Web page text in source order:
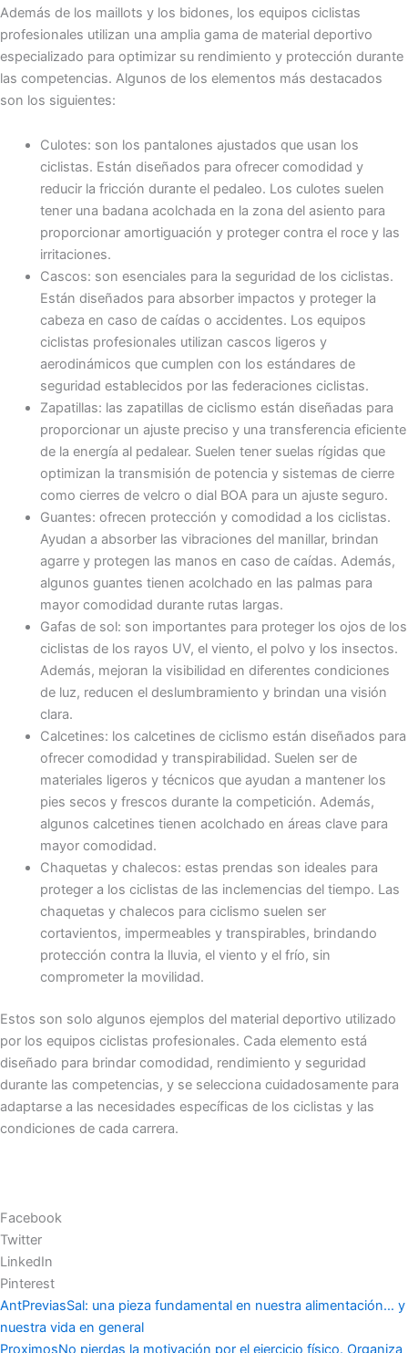
Además de los maillots y los bidones, los equipos ciclistas
profesionales utilizan una amplia gama de material deportivo
especializado para optimizar su rendimiento y protección durante
las competencias. Algunos de los elementos más destacados
son los siguientes:
Culotes: son los pantalones ajustados que usan los
ciclistas. Están diseñados para ofrecer comodidad y
reducir la fricción durante el pedaleo. Los culotes suelen
tener una badana acolchada en la zona del asiento para
proporcionar amortiguación y proteger contra el roce y las
irritaciones.
Cascos: son esenciales para la seguridad de los ciclistas.
Están diseñados para absorber impactos y proteger la
cabeza en caso de caídas o accidentes. Los equipos
ciclistas profesionales utilizan cascos ligeros y
aerodinámicos que cumplen con los estándares de
seguridad establecidos por las federaciones ciclistas.
Zapatillas: las zapatillas de ciclismo están diseñadas para
proporcionar un ajuste preciso y una transferencia eficiente
de la energía al pedalear. Suelen tener suelas rígidas que
optimizan la transmisión de potencia y sistemas de cierre
como cierres de velcro o dial BOA para un ajuste seguro.
Guantes: ofrecen protección y comodidad a los ciclistas.
Ayudan a absorber las vibraciones del manillar, brindan
agarre y protegen las manos en caso de caídas. Además,
algunos guantes tienen acolchado en las palmas para
mayor comodidad durante rutas largas.
Gafas de sol: son importantes para proteger los ojos de los
ciclistas de los rayos UV, el viento, el polvo y los insectos.
Además, mejoran la visibilidad en diferentes condiciones
de luz, reducen el deslumbramiento y brindan una visión
clara.
Calcetines: los calcetines de ciclismo están diseñados para
ofrecer comodidad y transpirabilidad. Suelen ser de
materiales ligeros y técnicos que ayudan a mantener los
pies secos y frescos durante la competición. Además,
algunos calcetines tienen acolchado en áreas clave para
mayor comodidad.
Chaquetas y chalecos: estas prendas son ideales para
proteger a los ciclistas de las inclemencias del tiempo. Las
chaquetas y chalecos para ciclismo suelen ser
cortavientos, impermeables y transpirables, brindando
protección contra la lluvia, el viento y el frío, sin
comprometer la movilidad.
Estos son solo algunos ejemplos del material deportivo utilizado
por los equipos ciclistas profesionales. Cada elemento está
diseñado para brindar comodidad, rendimiento y seguridad
durante las competencias, y se selecciona cuidadosamente para
adaptarse a las necesidades específicas de los ciclistas y las
condiciones de cada carrera.
Facebook
Twitter
LinkedIn
Pinterest
AntPreviasSal: una pieza fundamental en nuestra alimentación… y
nuestra vida en general
ProximosNo pierdas la motivación por el ejercicio físico. Organiza